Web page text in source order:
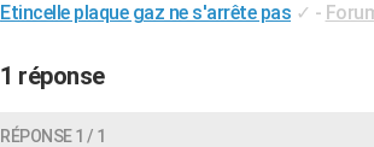
Etincelle plaque gaz ne s'arrête pas ✓ -
1 réponse
RÉPONSE 1 / 1